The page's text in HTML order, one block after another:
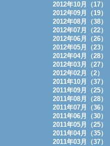
2012年10月（17）
2012年09月（19）
2012年08月（38）
2012年07月（22）
2012年06月（26）
2012年05月（23）
2012年04月（28）
2012年03月（27）
2012年02月（2）
2011年10月（37）
2011年09月（25）
2011年08月（28）
2011年07月（36）
2011年06月（30）
2011年05月（25）
2011年04月（35）
2011年03月（37）